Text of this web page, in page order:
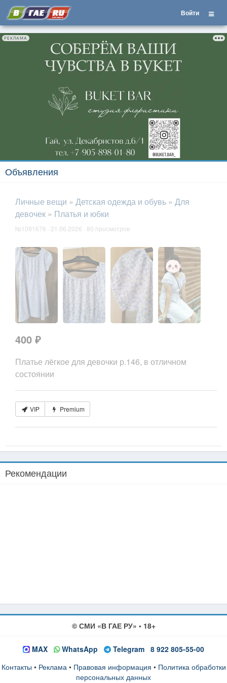
Войти
РЕКЛАМА
Объявления
Личные вещи » Детская одежда и обувь » Для
девочек » Платья и юбки
№1091676 · 21.06.2026 · 80 просмотров
400 ₽
Платье лёгкое для девочки р.146, в отличном
состоянии
VIP Premium
Рекомендации
© СМИ «В ГАЕ РУ» • 18+
MAX WhatsApp Telegram 8 922 805-55-00
Контакты • Реклама• Правовая информация • Политика обработки
персональных данных